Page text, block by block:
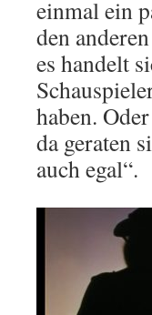
einmal ein
den
es handelt
haben.
da geraten
auch egal“.